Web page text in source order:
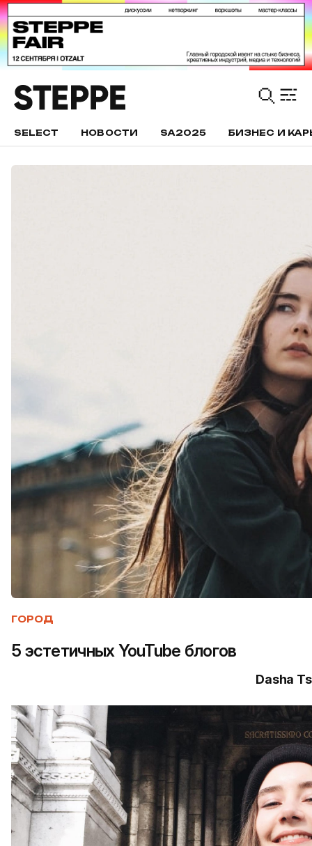
SELECT НОВОСТИ SA2025 БИЗНЕС И
ГОРОД
5 эстетичных YouTube блогов
Dasha